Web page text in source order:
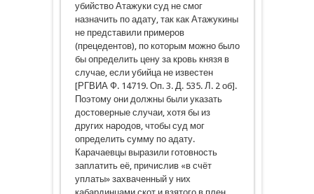
убийство Атажуки суд не смог
назначить по адату, так как Атажукины
не представили примеров
(прецедентов), по которым можно было
бы определить цену за кровь князя в
случае, если убийца не известен
[РГВИА Ф. 14719. Оп. 3. Д. 535. Л. 2 об].
Поэтому они должны были указать
достоверные случаи, хотя бы из
других народов, чтобы суд мог
определить сумму по адату.
Карачаевцы выразили готовность
заплатить её, причислив «в счёт
уплаты» захваченный у них